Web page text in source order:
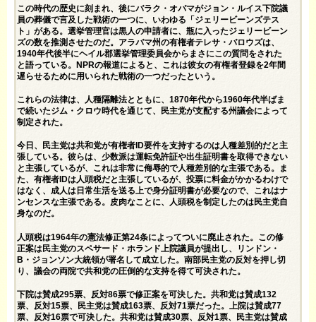
この時代の歴史に刻まれ、後にバラク・オバマがジョン・ルイス下院議
員の葬儀で言及した戦術の一つに、いわゆる「 ジェリービーンズテス
ト」がある。選挙管理官は黒人の申請者に、瓶に入ったジェリービーン
ズの数を推測させたのだ。アラバマ州の有権者テレサ・バロウズは、
1940年代後半にヘイル郡選挙管理委員会からまさにこの質問をされた
と語っている。NPRの報道によると、これは彼女の有権者登録を2年間
遅らせるために用いられた戦術の一つだったという。
これらの法律は、人種隔離法とともに、1870年代から1960年代半ばま
で続いたジム・クロウ時代を通じて、民主党が支配する州議会によって
制定された。
今日、民主党は共和党が有権者ID要件を支持するのは人種差別的だと主
張している。彼らは、少数派は運転免許証や出生証明書を取得できない
と主張しているが、これは非常に侮辱的で人種差別的な主張である。ま
た、有権者IDは人頭税だと主張しているが、投票に料金がかかるわけで
はなく、成人は日常生活を送る上で身分証明書が必要なので、これはナ
ンセンスな主張である。皮肉なことに、人頭税を制定したのは民主党自
身なのだ。
人頭税は1964年の憲法修正第24条によってついに廃止された。この修
正案は民主党のスペサード・ホランド上院議員が提出し、リンドン・
B・ジョンソン大統領が署名して成立した。南部民主党の反対を押し切
り、議会の両院で共和党の圧倒的な支持を得て可決された。
下院は賛成295票、反対86票で修正案を可決した。共和党は賛成132
票、反対15票、民主党は賛成163票、反対71票だった。上院は賛成77
票、反対16票で可決した。共和党は賛成30票、反対1票、民主党は賛成